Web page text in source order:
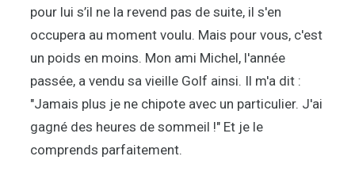
pour lui s’il ne la revend pas de suite, il s'en
occupera au moment voulu. Mais pour vous, c'est
un poids en moins. Mon ami Michel, l'année
passée, a vendu sa vieille Golf ainsi. Il m'a dit :
"Jamais plus je ne chipote avec un particulier. J'ai
gagné des heures de sommeil !" Et je le
comprends parfaitement.